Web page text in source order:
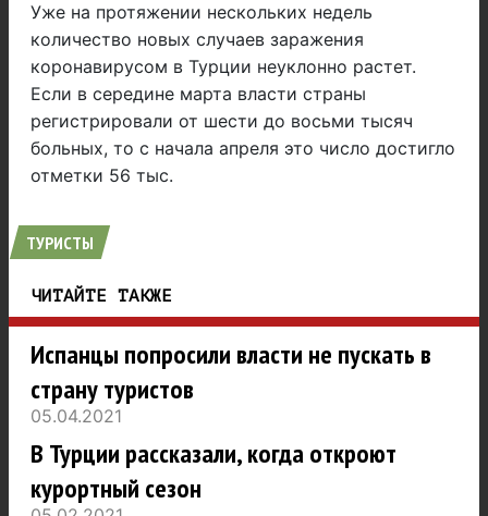
Уже на протяжении нескольких недель
количество новых случаев заражения
коронавирусом в Турции неуклонно растет.
Если в середине марта власти страны
регистрировали от шести до восьми тысяч
больных, то с начала апреля это число достигло
отметки 56 тыс.
ТУРИСТЫ
ЧИТАЙТЕ ТАКЖЕ
Испанцы попросили власти не пускать в
страну туристов
05.04.2021
В Турции рассказали, когда откроют
курортный сезон